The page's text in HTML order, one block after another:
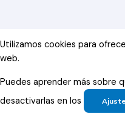
Utilizamos cookies para
web.
Puedes aprender más sobre
desactivarlas en los